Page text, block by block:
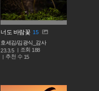
너도 바람꽃 15
호세김/김광식_감사
23.3.5
조회 188
추천 수 15